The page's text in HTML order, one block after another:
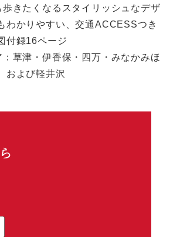
きたくなるスタイリッシュなデザ
わかりやすい、交通ACCESSつき
付録16ページ
草津・伊香保・四万・みなかみほ
および軽井沢